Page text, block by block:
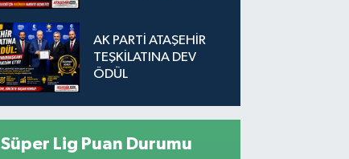
Güvenlik Sorunudur"
AK PARTİ ATAŞEHİR
TEŞKİLATINA DEV
ÖDÜL
Süper Lig Puan Durumu